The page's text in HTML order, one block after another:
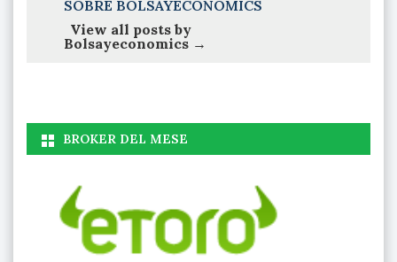
SOBRE BOLSAYECONOMICS
View all posts by
Bolsayeconomics →
BROKER DEL MESE